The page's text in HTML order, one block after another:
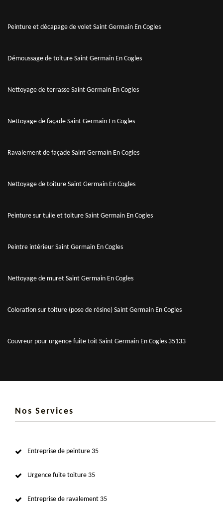
Peinture et décapage de volet Saint Germain En Cogles
Démoussage de toiture Saint Germain En Cogles
Nettoyage de terrasse Saint Germain En Cogles
Nettoyage de façade Saint Germain En Cogles
Ravalement de façade Saint Germain En Cogles
Nettoyage de toiture Saint Germain En Cogles
Peinture sur tuile et toiture Saint Germain En Cogles
Peintre intérieur Saint Germain En Cogles
Nettoyage de muret Saint Germain En Cogles
Coloration sur toiture (pose de résine) Saint Germain En Cogles
Couvreur pour urgence fuite toit Saint Germain En Cogles 35133
Nos Services
Entreprise de peinture 35
Urgence fuite toiture 35
Entreprise de ravalement 35